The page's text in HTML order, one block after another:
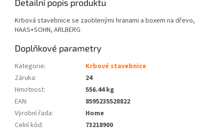
Detailní popis produktu
Krbová stavebnice se zaoblenými hranami a boxem na dřevo,
HAAS+SOHN, ARLBERG
Doplňkové parametry
Kategorie:
Krbové stavebnice
Záruka:
24
Hmotnost:
556.44 kg
EAN:
8595235528822
Výrobní řada:
Home
Celní kód:
73218900